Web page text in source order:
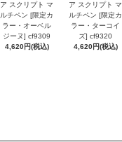
ア スクリプト マ
ルチペン [限定カ
ラー・オーベル
ジーヌ] cf9309
4,620円(税込)
ア スクリプト マ
ルチペン [限定カ
ラー・ターコイ
ズ] cf9320
4,620円(税込)